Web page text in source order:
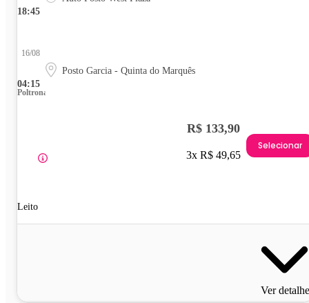
18:45
04:15
16/08
Posto Garcia - Quinta do Marquês
Poltrona
Leito
R$ 133,90
3x R$ 49,65
Selecionar
Ver